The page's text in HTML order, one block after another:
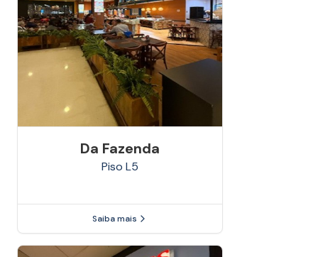
Da Fazenda
Piso L5
Saiba mais